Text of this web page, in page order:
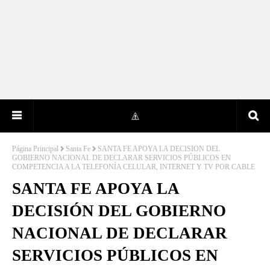
Página Principal Santa Fe
SANTA FE APOYA LA DECISIÓN DEL
GOBIERNO NACIONAL DE DECLARAR SERVICIOS PÚBLICOS EN
COMPETENCIA A LA TELEFONÍA CELULAR, INTERNET Y TV POR CABLE
SANTA FE APOYA LA
DECISIÓN DEL GOBIERNO
NACIONAL DE DECLARAR
SERVICIOS PÚBLICOS EN